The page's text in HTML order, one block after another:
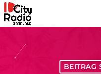
BEITRAG